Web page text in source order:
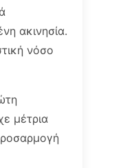
ακινησία.
νόσο
μέτρια